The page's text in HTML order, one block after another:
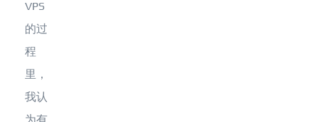
VPS
的过
程
里，
我认